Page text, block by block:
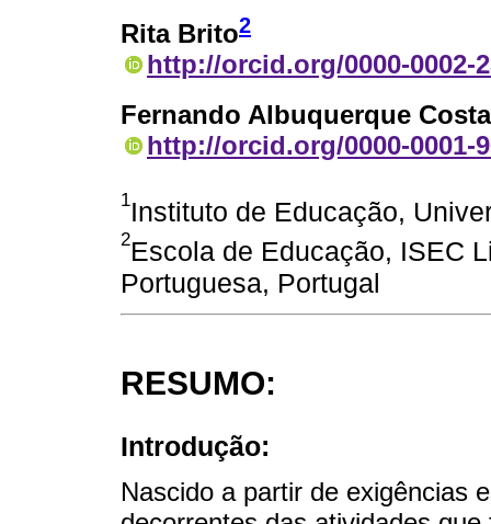
Rita Brito2
http://orcid.org/0000-0002-
Fernando Albuquerque Costa
http://orcid.org/0000-0001-
1Instituto de Educação,
2Escola de Educação, ISEC
Portuguesa, Portugal
RESUMO:
Introdução:
Nascido a partir de exigências